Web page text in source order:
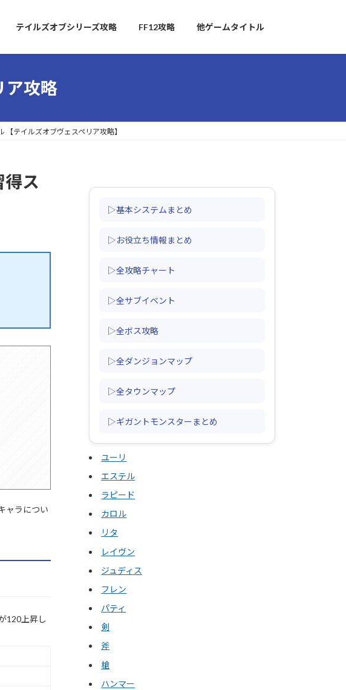
テイルズオブシリーズ攻略 FF12攻略 他ゲームタイトル
ア攻略
テイルズオブヴェスペリア攻略】
得ス
ャラについ
120上昇し
▷基本システムまとめ
▷お役立ち情報まとめ
▷全攻略チャート
▷全サブイベント
▷全ボス攻略
▷全ダンジョンマップ
▷全タウンマップ
▷ギガントモンスターまとめ
ユーリ
エステル
ラピード
カロル
リタ
レイヴン
ジュディス
フレン
パティ
剣
斧
槍
ハンマー